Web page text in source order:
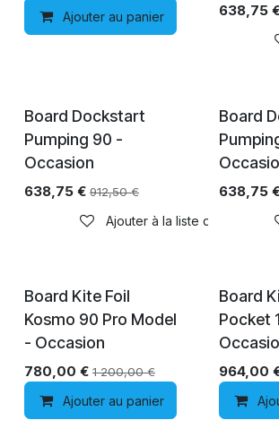
Ajouter au panier 638,75
Épuisé
Board Dockstart
Pumping 90 -
Occasion
638,75 € 912,50€
Ajouter à la liste de souhaits
Épuisé
Board
638,75
Board Kite Foil
Kosmo 90 Pro Model
- Occasion
780,00 € 1 200,00€
Ajouter au panier
Board
Pocket
964,00